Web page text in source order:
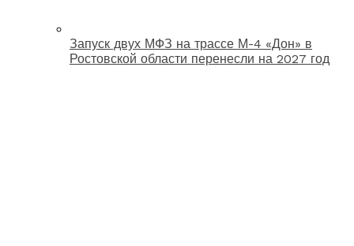
Запуск двух МФЗ на трассе М-4 «Дон» в
Ростовской области перенесли на 2027 год